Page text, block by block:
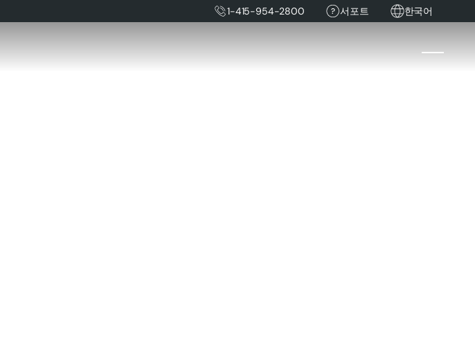
1-415-954-2800 서포트 한국어